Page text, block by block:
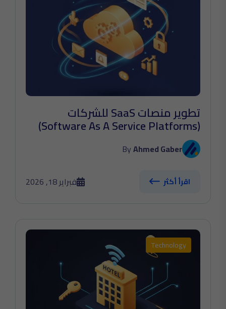
تطوير منصات SaaS للشركات
(Software As A Service Platforms)
ByAhmed Gaber
اقرأ أكثر فبراير 18, 2026
Technology